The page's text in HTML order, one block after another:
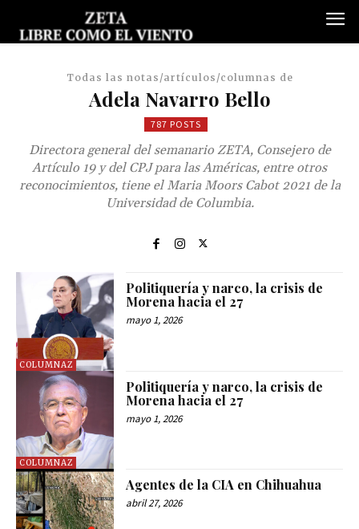
Todas las notas/artículos/columnas de
Adela Navarro Bello
787 POSTS
Directora general del semanario ZETA, Consejero de
Artículo 19 y del CPJ para las Américas, entre otros
reconocimientos, tiene el Maria Moors Cabot 2021 de la
Universidad de Columbia.
COLUMNAZ
Politiquería y narco, la crisis de
Morena hacia el 27
mayo 1, 2026
COLUMNAZ
Politiquería y narco, la crisis de
Morena hacia el 27
mayo 1, 2026
Agentes de la CIA en Chihuahua
abril 27, 2026